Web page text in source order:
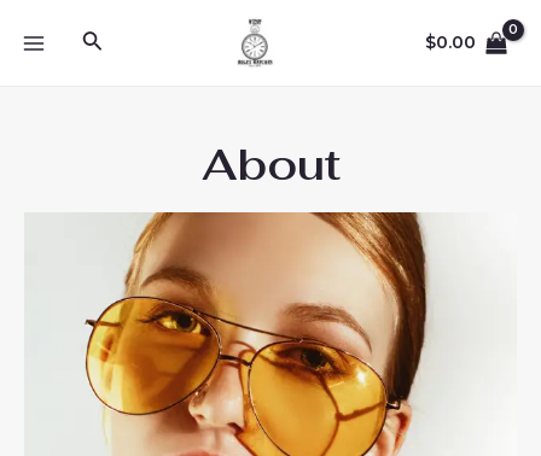
Search $0.00
About